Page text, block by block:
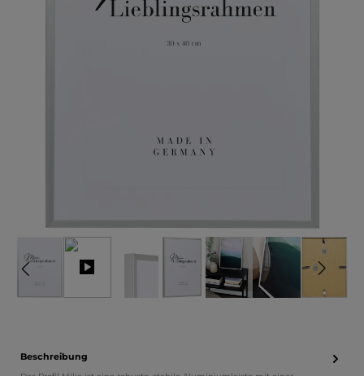
Beschreibung